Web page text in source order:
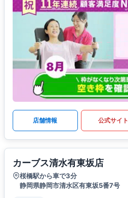
店舗情報 公式サイト
カーブス清水有東坂店
桜橋駅から車で3分
静岡県静岡市清水区有東坂5番7号